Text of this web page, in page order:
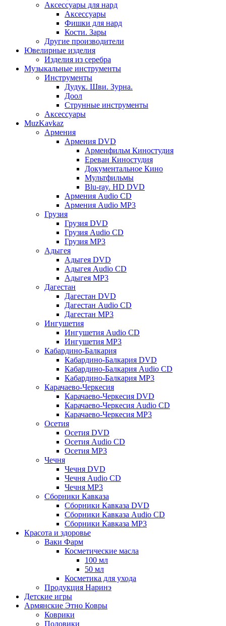
Аксессуары для нард
Аксессуары
Фишки для нард
Кости. Зары
Другие производители
Ювелирные изделия
Изделия из серебра
Музыкальные инструменты
Инструменты
Дудук. Шви. Зурна.
Доол
Струнные инструменты
Аксессуары
MuzKavkaz
Армения
Армения DVD
Арменфильм Киностудия
Ереван Киностудия
Документальное Кино
Мультфильмы
Blu-ray. HD DVD
Армения Audio CD
Армения Audio MP3
Грузия
Грузия DVD
Грузия Audio CD
Грузия MP3
Адыгея
Адыгея DVD
Адыгея Audio CD
Адыгея MP3
Дагестан
Дагестан DVD
Дагестан Audio CD
Дагестан MP3
Ингушетия
Ингушетия Audio CD
Ингушетия MP3
Кабардино-Балкария
Кабардино-Балкария DVD
Кабардино-Балкария Audio CD
Кабардино-Балкария MP3
Карачаево-Черкесия
Карачаево-Черкесия DVD
Карачаево-Черкесия Audio CD
Карачаево-Черкесия MP3
Осетия
Осетия DVD
Осетия Audio CD
Осетия MP3
Чечня
Чечня DVD
Чечня Audio CD
Чечня MP3
Сборники Кавказа
Сборники Кавказа DVD
Сборники Кавказа Audio CD
Сборники Кавказа MP3
Красота и здоровье
Ваки Фарм
Косметические масла
100 мл
50 мл
Косметика для ухода
Продукция Наринэ
Детские игры
Армянские Этно Ковры
Коврики
Половики